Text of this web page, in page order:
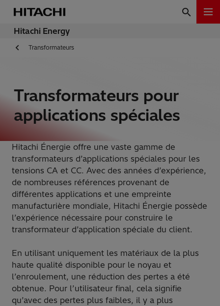
Hitachi Energy
Transformateurs
Transformateurs pour
applications spéciales
Hitachi Énergie offre une vaste gamme de
transformateurs d’applications spéciales pour les
tensions CA et CC. Avec des années d’expérience,
de nombreuses références provenant de
différentes applications et une empreinte
manufacturière mondiale, Hitachi Énergie possède
l’expérience nécessaire pour construire le
transformateur d’application spéciale du client.
En utilisant uniquement les matériaux de la plus
haute qualité disponible pour le noyau et
l’enroulement, une réduction des pertes a été
obtenue. Pour l’utilisateur final, cela signifie
qu’avec des pertes plus faibles, il y a plus